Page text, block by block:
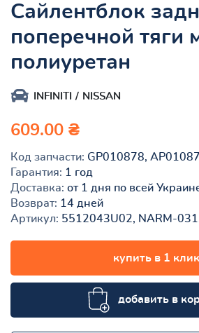
Сайлентблок
поперечной тяги
полиуретан
INFINITI NISSAN
609.00 ₴
Код запчасти: GP010878,
Гарантия: 1 год
Доставка: от 1 дня по всей
Возврат: 14 дней
Артикул: 5512043U02, NARM-
купить в 1 клик
добавить в